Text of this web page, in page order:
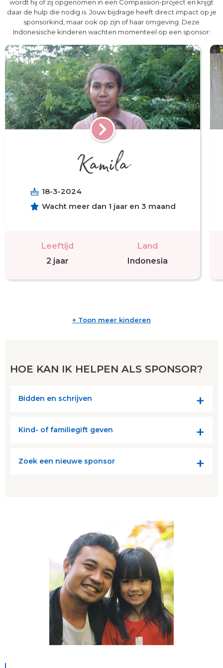
wordt hij of zij opgenomen in een Compassion-project en krijgt
daar de hulp die nodig is. Jouw bijdrage heeft direct impact op je
sponsorkind, maar ook op zijn of haar omgeving. Deze
Indonesische kinderen wachten momenteel op een sponsor:
Kamila
18-3-2024
Wacht meer dan 1 jaar en 3 maand
Leeftijd
2 jaar
Land
Indonesia
+ Toon meer kinderen
HOE KAN IK HELPEN ALS SPONSOR?
Bidden en schrijven
Kind- of familiegift geven
Zoek een nieuwe sponsor